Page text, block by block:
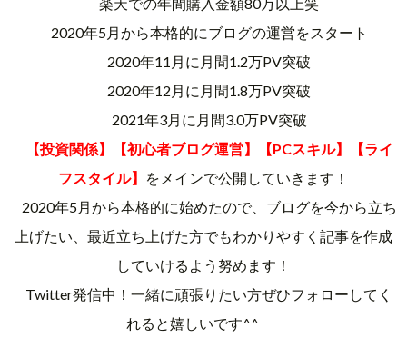
2020年5月から本格的にブログの運営をスタート
2020年11月に月間1.2万PV突破
2020年12月に月間1.8万PV突破
2021年3月に月間3.0万PV突破
【投資関係】【初心者ブログ運営】【PCスキル】【ライ
フスタイル】
をメインで公開していきます！
2020年5月から本格的に始めたので、ブログを今から立ち
上げたい、最近立ち上げた方でもわかりやすく記事を作成
していけるよう努めます！
Twitter発信中！一緒に頑張りたい方ぜひフォローしてく
れると嬉しいです^^